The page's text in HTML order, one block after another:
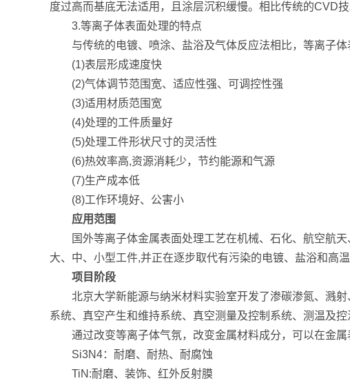
度过高而基底无法适用，且涂层沉积缓慢。相比传统的CVD
3.等离子体表面处理的特点
与传统的电镀、喷涂、盐浴及气体反应法相比，等离子体
(1)表层形成速度快
(2)气体调节范围宽、适应性强、可调控性强
(3)适用材质范围宽
(4)处理的工件质量好
(5)处理工件形状尺寸的灵活性
(6)热效率高,资源消耗少，节约能源和气源
(7)生产成本低
(8)工作环境好、公害小
应用范围
国外等离子体金属表面处理工艺在机械、石化、航空航
大、中、小型工件,并正在逐步取代有污染的电镀、盐浴和高温
项目阶段
北京大学新能源与纳米材料实验室开发了渗碳渗氮、溅
系统、真空产生和维持系统、真空测量及控制系统、测温及控
通过改变等离子体气氛，改变金属材料成分，可以在金
Si3N4：耐磨、耐热、耐腐蚀
TiN:耐磨、装饰、红外反射膜